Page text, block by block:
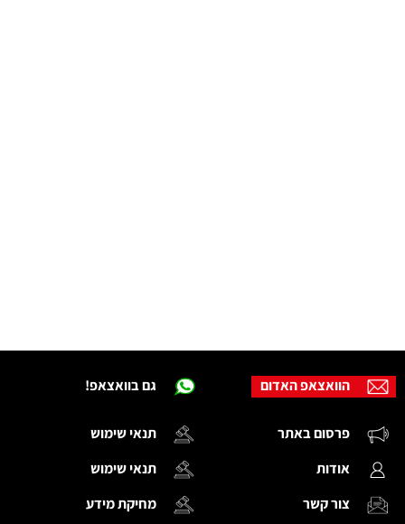
גם בוואצאפ!
תנאי שימוש
תנאי שימוש
מחיקת מידע
הוואצאפ האדום
פרסום באתר
אודות
צור קשר